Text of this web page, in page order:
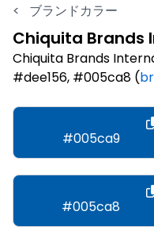
< ブランドカラー
Chiquita Brands
Chiquita Brands
#dee156, #005ca8 (
#005ca9
#005ca8